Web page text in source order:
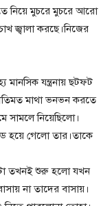
নিয়ে মুচরে মুচরে আরো
জ্বালা করছে।নিজের
যন্ত্রনায় ছটফট
মাথা ভনভন করতে
নিয়েছিলো।
হয়ে গেলো তার।তাকে
তখনই শুরু হলো যখন
না তাদের বাসায়।